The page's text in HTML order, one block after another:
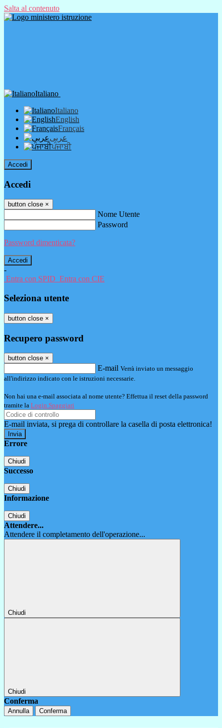
Salta al contenuto
Italiano
Italiano
English
Français
عربى
ਪੰਜਾਬੀ
Accedi
Accedi
button close ×
Nome Utente
Password
Password dimenticata?
-
Entra con SPID Entra con CIE
Seleziona utente
button close ×
Recupero password
button close ×
E-mail Verrà inviato un messaggio
all'indirizzo indicato con le istruzioni necessarie.
Non hai una e-mail associata al nome utente? Effettua il reset della password
tramite la Login Spaggiari
E-mail inviata, si prega di controllare la casella di posta elettronica!
Errore
Chiudi
Successo
Chiudi
Informazione
Chiudi
Attendere...
Attendere il completamento dell'operazione...
Chiudi
Chiudi
Conferma
Annulla Conferma